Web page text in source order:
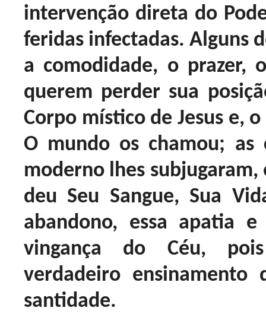
intervenção direta do
feridas infectadas. Alguns
a comodidade, o prazer,
querem perder sua
Corpo místico de Jesus e,
O mundo os chamou; as
moderno lhes subjugaram,
deu Seu Sangue, Sua
abandono, essa apatia
vingança do Céu,
verdadeiro ensinamento
santidade.